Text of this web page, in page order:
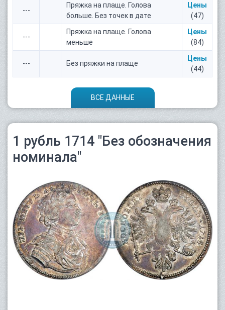
---
Пряжка на плаще. Голова
больше. Без точек в дате
Цены
(47)
---
Пряжка на плаще. Голова
меньше
Цены
(84)
--- Без пряжки на плаще
Цены
(44)
ВСЕ ДАННЫЕ
1 рубль 1714 "Без обозначения
номинала"